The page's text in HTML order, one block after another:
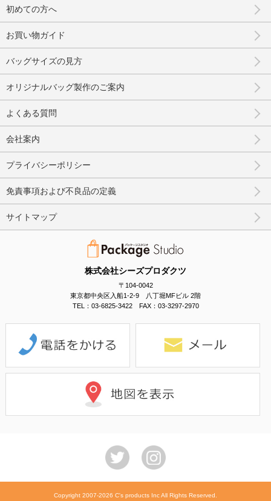
株式会社シーズプロダクツ
〒104-0042
東京都中央区入船1-2-9 八丁堀MFビル 2階
TEL：03-6825-3422 FAX：03-3297-2970
初めての方へ
お買い物ガイド
バッグサイズの見方
オリジナルバッグ製作のご案内
よくある質問
会社案内
プライバシーポリシー
免責事項および不良品の定義
サイトマップ
Copyright 2007-2026 C's products Inc All Rights Reserved.